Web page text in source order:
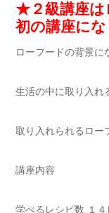
★２級講座は
初の講座にな
ローフードの背景に
生活の中に取り入れ
取り入れられるロー
講座内容
学べるレシピ数 １